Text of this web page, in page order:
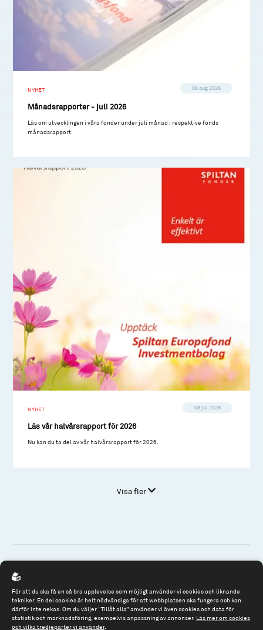
NYHET 06 aug 2026
Månadsrapporter - juli 2026
Läs om utvecklingen i våra fonder under juli månad i respektive fonds
månadsrapport.
NYHET 08 jul 2026
Läs vår halvårsrapport för 2026
Nu kan du ta del av vår halvårsrapport för 2026.
Visa fler
Riddargatan 17
114 57 Stockholm
Org.nr: 556614-2906
För att du ska få en så bra upplevelse som möjligt använder vi cookies och liknande
tekniker. En del cookies är helt nödvändiga för att webbplatsen ska fungera och kan
därför inte nekas. Om du väljer “Tillåt alla” använder vi även cookies och data för
statistik och marknadsföring, exempelvis anpassning av annonser. Läs mer om cookies
och vilka tredjeparter vi använder.